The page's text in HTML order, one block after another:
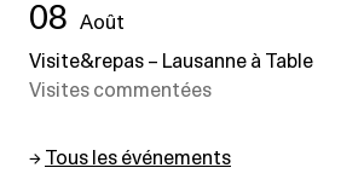
08
Août
Visite&repas – Lausanne à Table
Visites commentées
→ Tous les événements